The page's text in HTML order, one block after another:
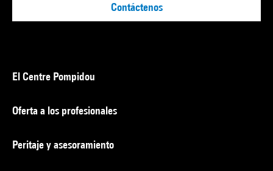
Contáctenos
El Centre Pompidou
Oferta a los profesionales
Peritaje y asesoramiento